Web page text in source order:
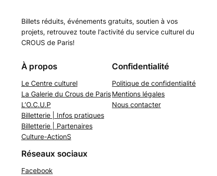
Billets réduits, événements gratuits, soutien à vos
projets, retrouvez toute l'activité du service culturel du
CROUS de Paris!
À propos
Le Centre culturel
La Galerie du Crous de Paris
L’O.C.U.P
Billetterie | Infos pratiques
Billetterie | Partenaires
Culture-ActionS
Confidentialité
Politique de confidentialité
Mentions légales
Nous contacter
Réseaux sociaux
Facebook